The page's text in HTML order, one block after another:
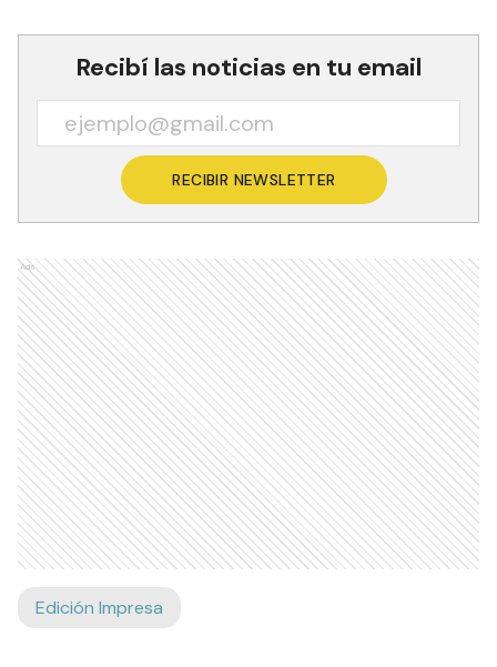
Recibí las noticias en tu email
RECIBIR NEWSLETTER
Ads
Edición Impresa